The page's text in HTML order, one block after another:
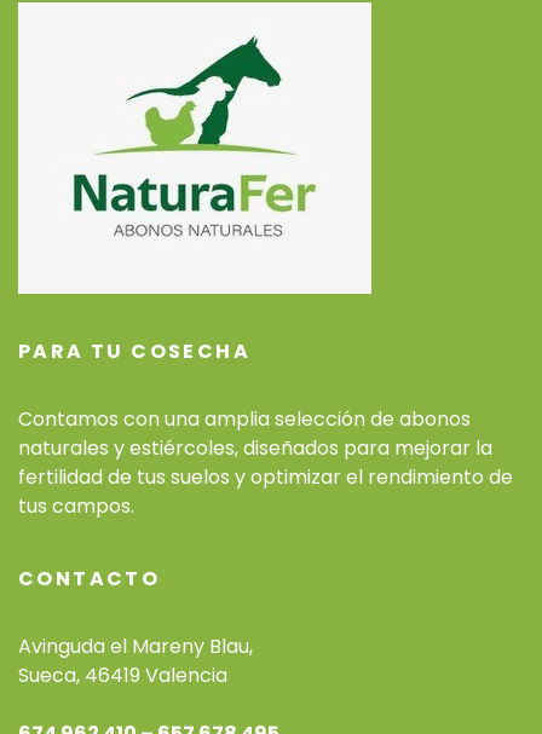
PARA TU COSECHA
Contamos con una amplia selección de abonos
naturales y estiércoles, diseñados para mejorar la
fertilidad de tus suelos y optimizar el rendimiento de
tus campos.
CONTACTO
Avinguda el Mareny Blau,
Sueca, 46419 Valencia